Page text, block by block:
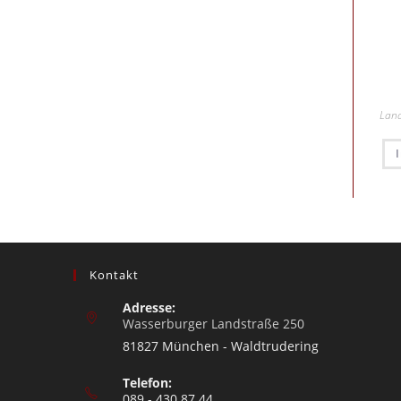
Kontakt
Adresse:
Wasserburger Landstraße 250
81827 München - Waldtrudering
Telefon: